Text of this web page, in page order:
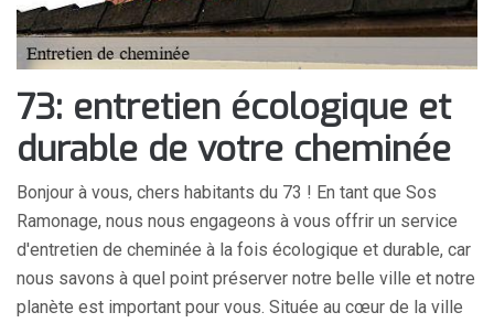
73: entretien écologique et
durable de votre cheminée
Bonjour à vous, chers habitants du 73 ! En tant que Sos
Ramonage, nous nous engageons à vous offrir un service
d'entretien de cheminée à la fois écologique et durable, car
nous savons à quel point préserver notre belle ville et notre
planète est important pour vous. Située au cœur de la ville